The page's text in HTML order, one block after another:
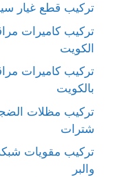
تركيب قطع غيار
الكويت
تركيب كاميرات
بالكويت
تركيب مظلات
شترات
تركيب مقويات
والبر